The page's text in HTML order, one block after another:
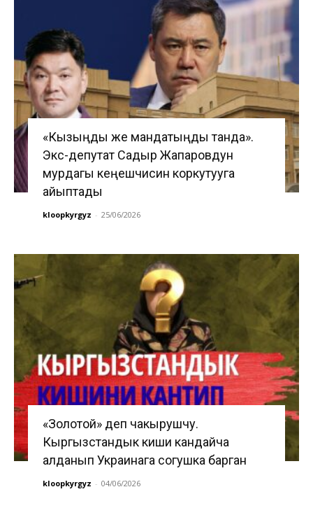
«Кызыңды же мандатыңды танда».
Экс-депутат Садыр Жапаровдун
мурдагы кеңешчисин коркутууга
айыптады
kloopkyrgyz - 25/06/2026
«Золотой» деп чакырушчу.
Кыргызстандык киши кандайча
алданып Украинага согушка барган
kloopkyrgyz - 04/06/2026